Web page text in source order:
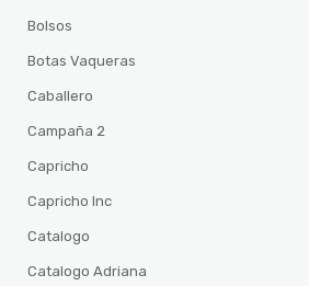
Bolsos
Botas Vaqueras
Caballero
Campaña 2
Capricho
Capricho Inc
Catalogo
Catalogo Adriana